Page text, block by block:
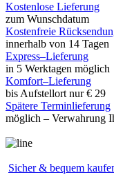
Kostenlose Lieferung
zum Wunschdatum
Kostenfreie
innerhalb von 14 Tagen
Express–Lieferung
in 5 Werktagen möglich
Komfort–Lieferung
bis Aufstellort nur € 29
Spätere Terminlieferung
möglich – Verwahrung
Sicher & bequem